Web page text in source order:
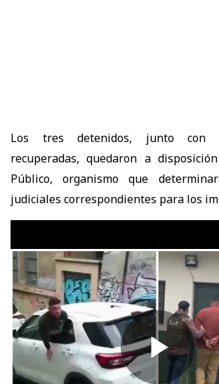
Los tres detenidos, junto con
recuperadas, quedaron a
Público, organismo que
judiciales correspondientes para los